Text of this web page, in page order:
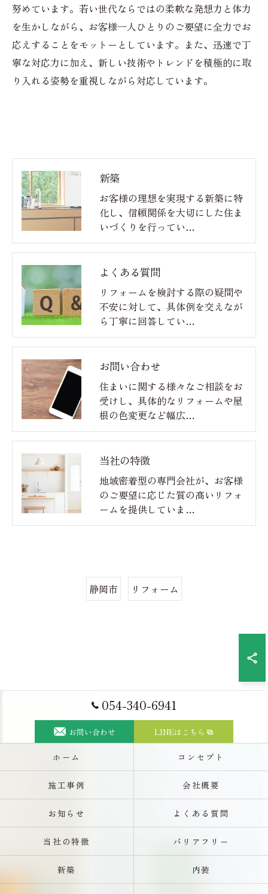
努めています。若い世代ならではの柔軟な発想力と体力
を生かしながら、お客様一人ひとりのご要望に全力でお
応えすることをモットーとしています。また、迅速で丁
寧な対応力に加え、新しい技術やトレンドを積極的に取
り入れる姿勢を重視しながら対応しています。
新築
お客様の理想を実現する新築に特
化し、信頼関係を大切にした住ま
いづくりを行ってい…
よくある質問
リフォームを検討する際の疑問や
不安に対して、具体例を交えなが
ら丁寧に回答してい…
お問い合わせ
住まいに関する様々なご相談をお
受けし、具体的なリフォームや屋
根の色変更など幅広…
当社の特徴
地域密着型の専門会社が、お客様
のご要望に応じた質の高いリフォ
ームを提供していま…
静岡市 リフォーム
054-340-6941
お問い合わせ LINEはこちら
ホーム コンセプト
施工事例 会社概要
お知らせ よくある質問
当社の特徴 バリアフリー
新築 内装